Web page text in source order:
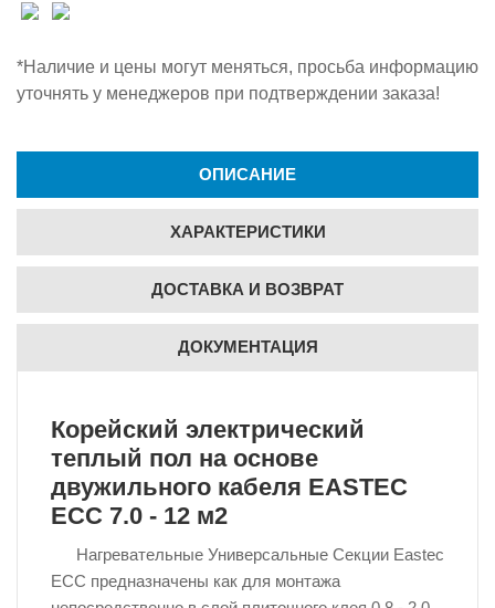
*Наличие и цены могут меняться, просьба информацию
уточнять у менеджеров при подтверждении заказа!
ОПИСАНИЕ
ХАРАКТЕРИСТИКИ
ДОСТАВКА И ВОЗВРАТ
ДОКУМЕНТАЦИЯ
Корейский электрический
теплый пол на основе
двужильного кабеля EASTEC
ECC 7.0 - 12 м2
Нагревательные Универсальные Секции Eastec
ЕСС предназначены как для монтажа